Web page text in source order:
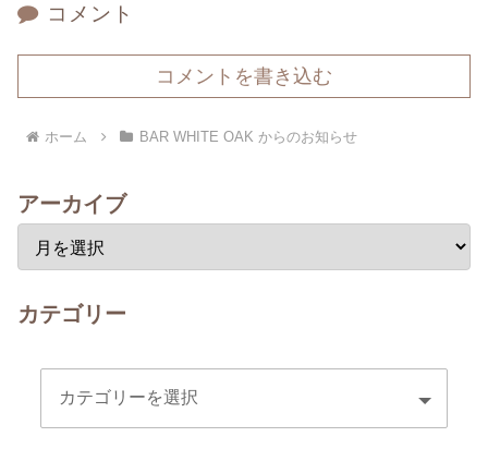
コメント
コメントを書き込む
ホーム BAR WHITE OAK からのお知らせ
アーカイブ
カテゴリー